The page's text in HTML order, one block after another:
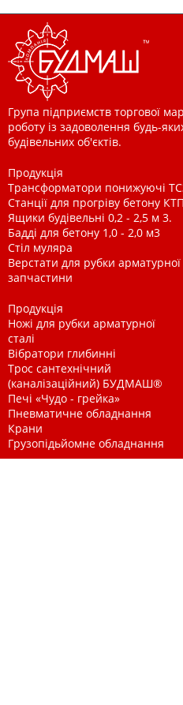
Група підприємств торгової
роботу із задоволення будь-
будівельних об'єктів.
Продукція
Трансформатори понижуючі
Станції для прогріву бетону
Ящики будівельні 0,2 - 2,5 м 3.
Бадді для бетону 1,0 - 2,0 м3
Стіл муляра
Верстати для рубки
запчастини
Продукція
Ножі для рубки арматурної
сталі
Вібратори глибинні
Трос сантехнічний
(каналізаційний) БУДМАШ®
Печі «Чудо - грейка»
Пневматичне обладнання
Крани
Грузопідьйомне обладнання